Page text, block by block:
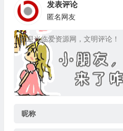
发表评论
匿名网友
昵称